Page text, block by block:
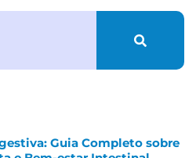
Guia Completo sobre